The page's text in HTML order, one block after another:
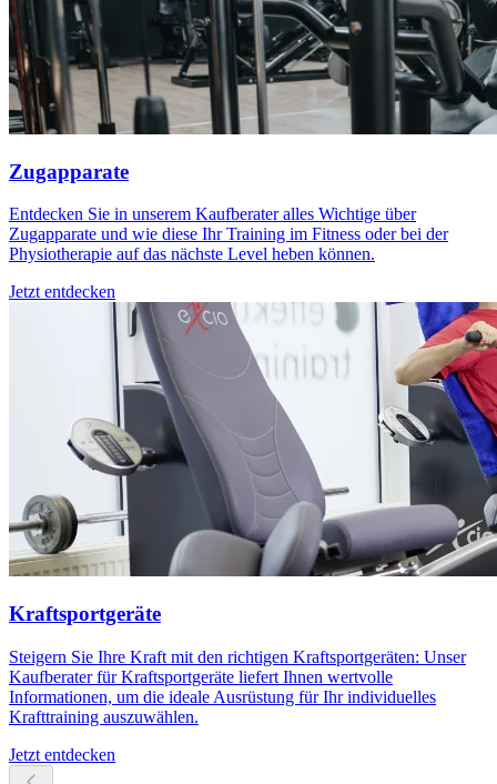
Zugapparate
Entdecken Sie in unserem Kaufberater alles Wichtige über
Zugapparate und wie diese Ihr Training im Fitness oder bei der
Physiotherapie auf das nächste Level heben können.
Jetzt entdecken
Kraftsportgeräte
Steigern Sie Ihre Kraft mit den richtigen Kraftsportgeräten: Unser
Kaufberater für Kraftsportgeräte liefert Ihnen wertvolle
Informationen, um die ideale Ausrüstung für Ihr individuelles
Krafttraining auszuwählen.
Jetzt entdecken